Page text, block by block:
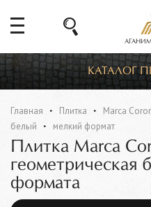
КАТАЛОГ
Главная Плитка Marca
белый
мелкий формат
Плитка Marca
геометрическая
формата